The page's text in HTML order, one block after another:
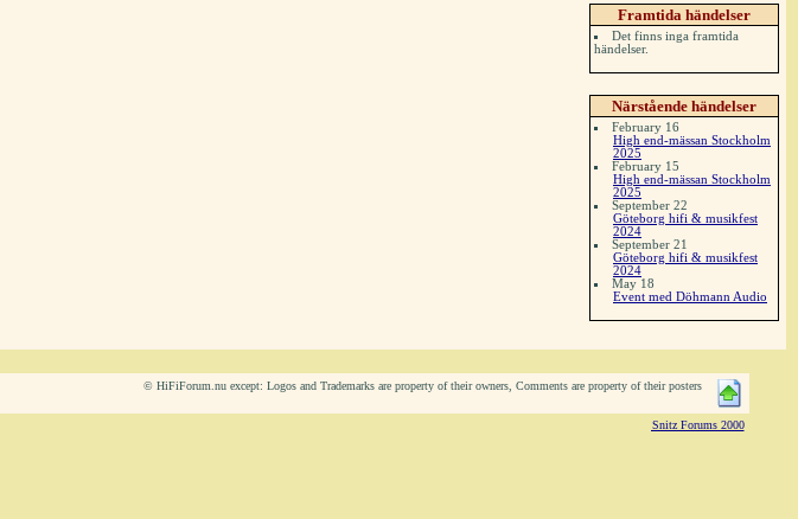
Framtida händelser
Det finns inga framtida
händelser.
Närstående händelser
February 16
High end-mässan Stockholm
2025
February 15
High end-mässan Stockholm
2025
September 22
Göteborg hifi & musikfest
2024
September 21
Göteborg hifi & musikfest
2024
May 18
Event med Döhmann Audio
© HiFiForum.nu except: Logos and Trademarks are property of their owners, Comments are property of their posters
Snitz Forums 2000